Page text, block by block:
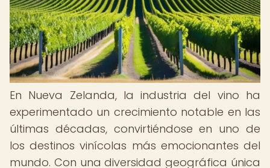
En Nueva Zelanda, la industria del vino ha
experimentado un crecimiento notable en las
últimas décadas, convirtiéndose en uno de
los destinos vinícolas más emocionantes del
mundo. Con una diversidad geográfica única